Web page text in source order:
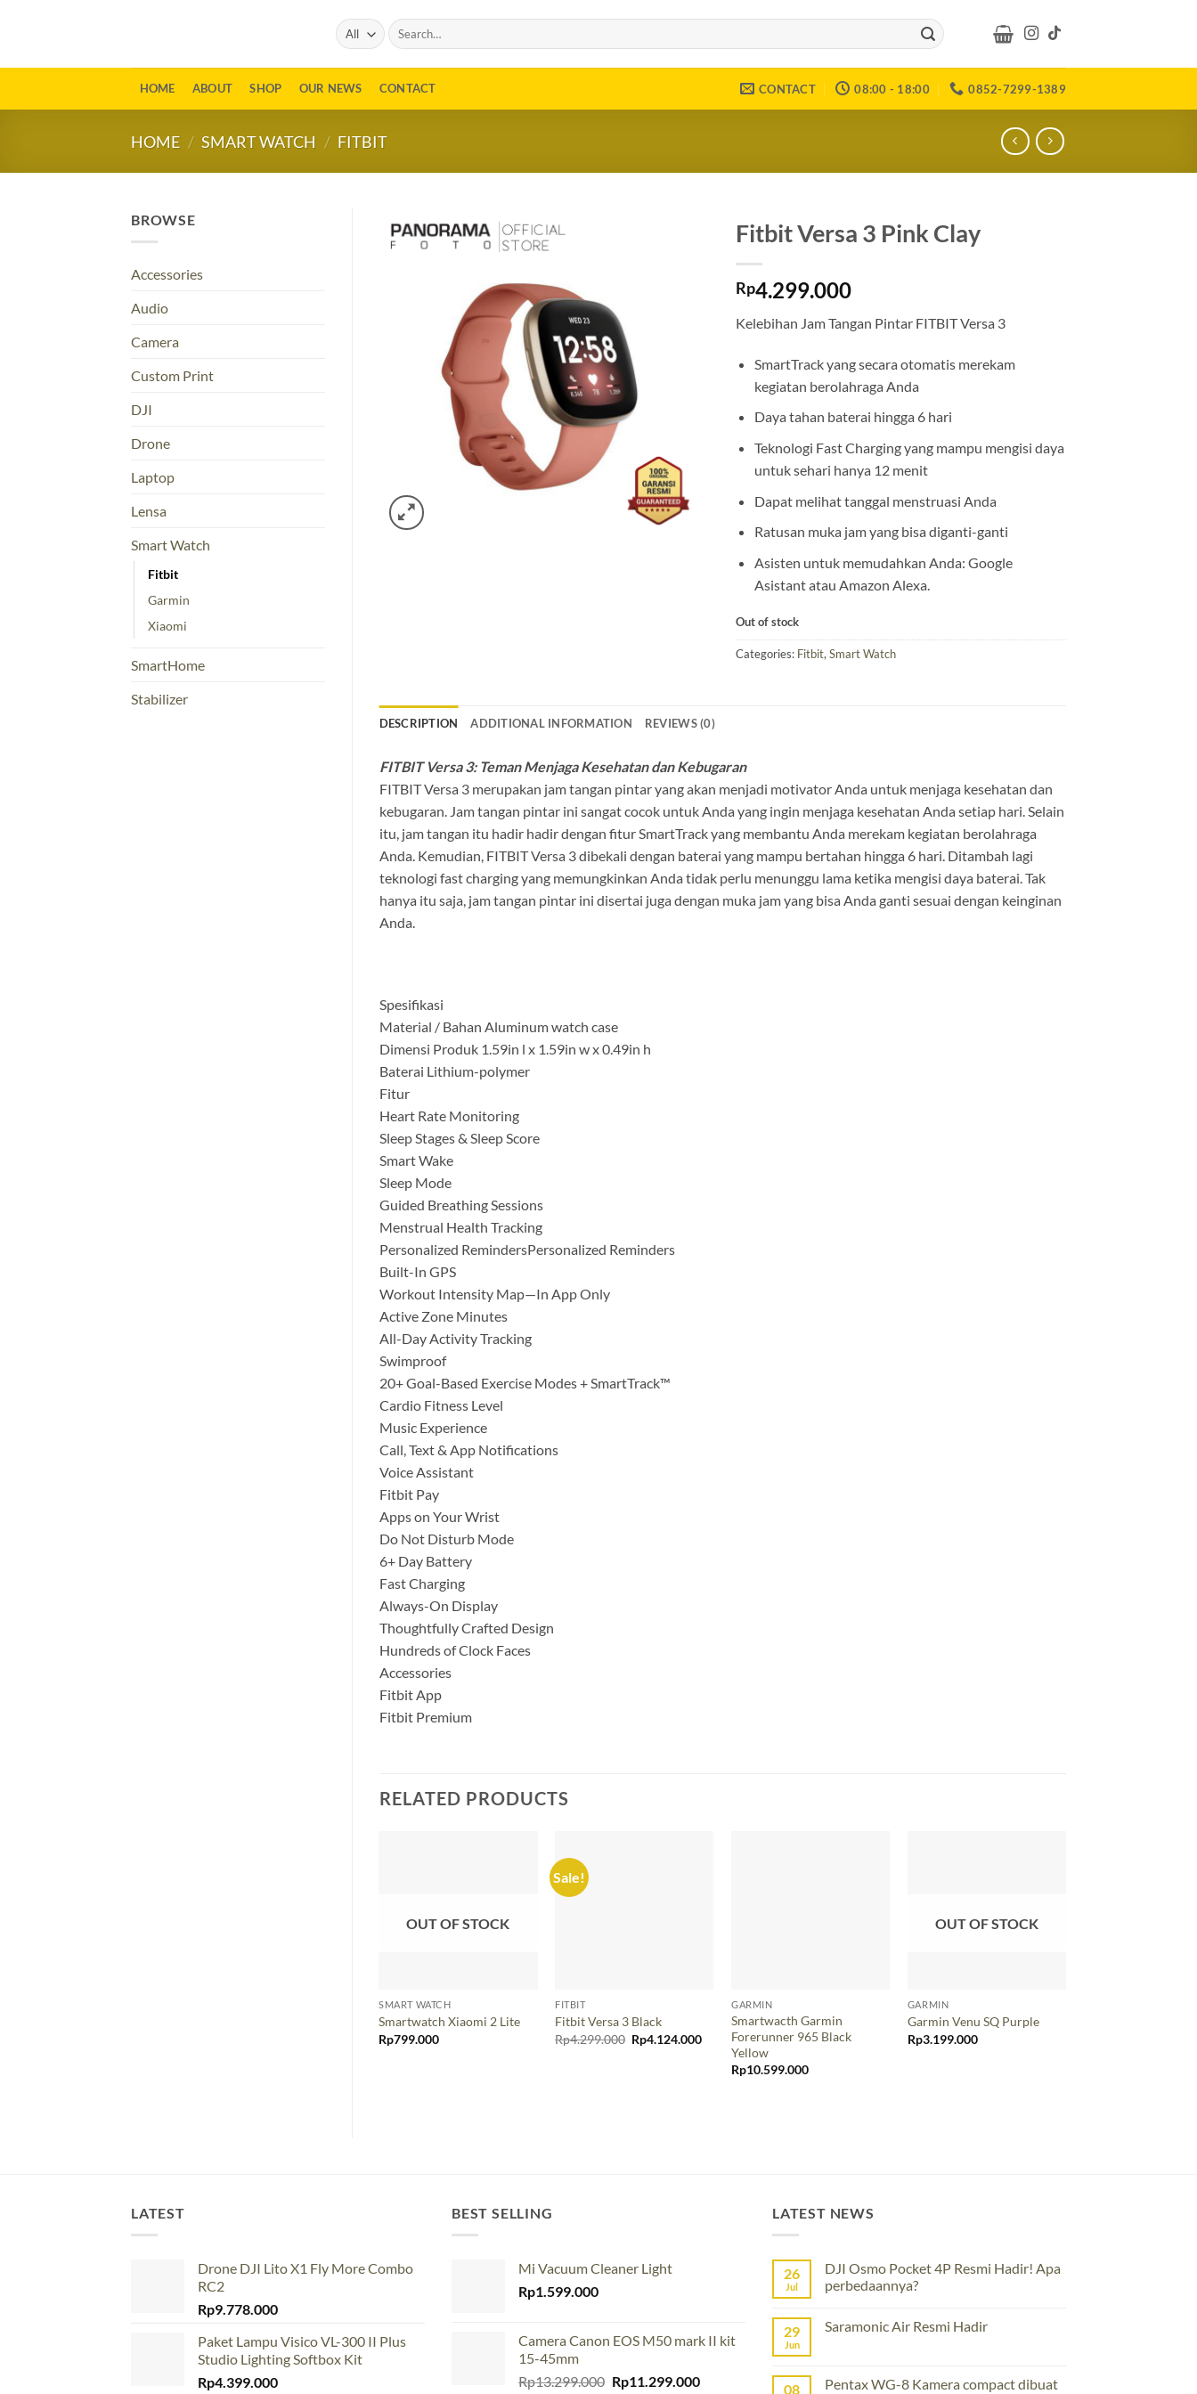
Search
for:
HOME ABOUT SHOP OUR NEWS CONTACT CONTACT 08:00 - 18:00 0852-7299-1389
HOME / SMART WATCH / FITBIT
BROWSE
Accessories
Audio
Camera
Custom Print
DJI
Drone
Laptop
Lensa
Smart Watch
Fitbit
Garmin
Xiaomi
SmartHome
Stabilizer
Fitbit Versa 3 Pink Clay
Rp4.299.000
Kelebihan Jam Tangan Pintar FITBIT Versa 3
SmartTrack yang secara otomatis merekam
kegiatan berolahraga Anda
Daya tahan baterai hingga 6 hari
Teknologi Fast Charging yang mampu mengisi daya
untuk sehari hanya 12 menit
Dapat melihat tanggal menstruasi Anda
Ratusan muka jam yang bisa diganti-ganti
Asisten untuk memudahkan Anda: Google
Asistant atau Amazon Alexa.
Out of stock
Categories: Fitbit,Smart Watch
DESCRIPTION ADDITIONAL INFORMATION REVIEWS (0)
FITBIT Versa 3: Teman Menjaga Kesehatan dan Kebugaran
FITBIT Versa 3 merupakan jam tangan pintar yang akan menjadi motivator Anda untuk menjaga kesehatan dan
kebugaran. Jam tangan pintar ini sangat cocok untuk Anda yang ingin menjaga kesehatan Anda setiap hari. Selain
itu, jam tangan itu hadir hadir dengan fitur SmartTrack yang membantu Anda merekam kegiatan berolahraga
Anda. Kemudian, FITBIT Versa 3 dibekali dengan baterai yang mampu bertahan hingga 6 hari. Ditambah lagi
teknologi fast charging yang memungkinkan Anda tidak perlu menunggu lama ketika mengisi daya baterai. Tak
hanya itu saja, jam tangan pintar ini disertai juga dengan muka jam yang bisa Anda ganti sesuai dengan keinginan
Anda.
Spesifikasi
Material / Bahan Aluminum watch case
Dimensi Produk 1.59in l x 1.59in w x 0.49in h
Baterai Lithium-polymer
Fitur
Heart Rate Monitoring
Sleep Stages & Sleep Score
Smart Wake
Sleep Mode
Guided Breathing Sessions
Menstrual Health Tracking
Personalized RemindersPersonalized Reminders
Built-In GPS
Workout Intensity Map—In App Only
Active Zone Minutes
All-Day Activity Tracking
Swimproof
20+ Goal-Based Exercise Modes + SmartTrack™
Cardio Fitness Level
Music Experience
Call, Text & App Notifications
Voice Assistant
Fitbit Pay
Apps on Your Wrist
Do Not Disturb Mode
6+ Day Battery
Fast Charging
Always-On Display
Thoughtfully Crafted Design
Hundreds of Clock Faces
Accessories
Fitbit App
Fitbit Premium
RELATED PRODUCTS
OUT OF STOCK
SMART WATCH
Smartwatch Xiaomi 2 Lite
Rp799.000
Sale!
FITBIT
Fitbit Versa 3 Black
Rp4.299.000 Original
price
Rp4.124.000Current
Rp4.124.000.
GARMIN
Smartwacth Garmin
Forerunner 965 Black
Yellow
Rp10.599.000
OUT OF STOCK
GARMIN
Garmin Venu SQ Purple
Rp3.199.000
LATEST
Drone DJI Lito X1 Fly More Combo
RC2
Rp9.778.000
Paket Lampu Visico VL-300 II Plus
Studio Lighting Softbox Kit
Rp4.399.000
BEST SELLING
Mi Vacuum Cleaner Light
Rp1.599.000
Camera Canon EOS M50 mark II kit
15-45mm
Rp13.299.000 Original
Rp11.299.000Current
LATEST NEWS
26
Jul
DJI Osmo Pocket 4P Resmi Hadir! Apa
perbedaannya?
on
Resmi
29
Jun
Saramonic Air Resmi Hadir
Saramonic
Air
08
Pentax WG-8 Kamera compact dibuat